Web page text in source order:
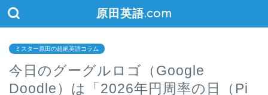
原田英語.com
ミスター原田の超絶英語コラム
今日のグーグルロゴ（Google
Doodle）は「2026年円周率の日（Pi